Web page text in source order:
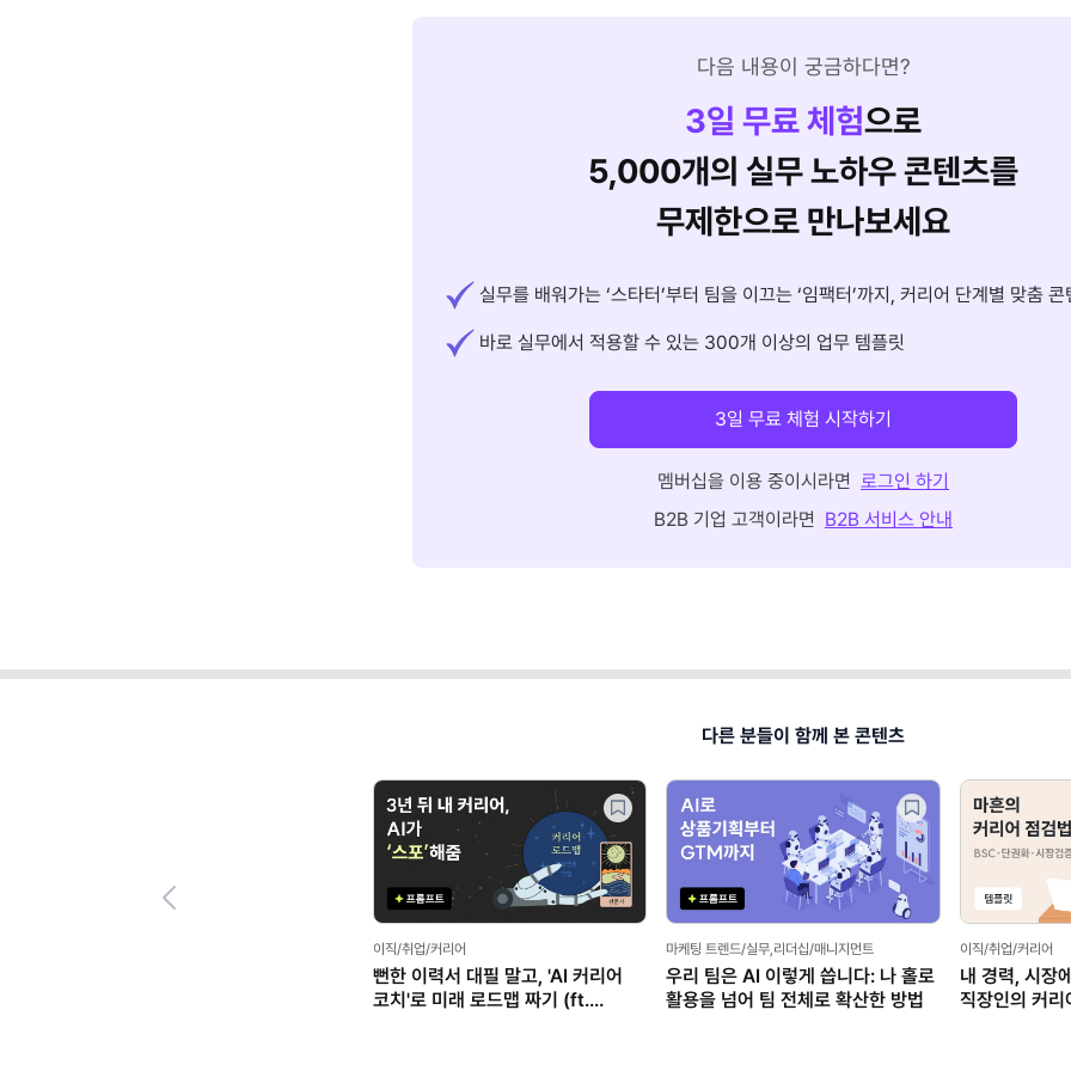
다음 내용이 궁금하다면?
3일 무료 체험으로
5,000개의 실무 노하우 콘텐츠를
무제한으로 만나보세요
실무를 배워가는 ‘스타터’부터 팀을 이끄는 ‘임팩터’까지, 커리어 단계별 맞춤 콘
바로 실무에서 적용할 수 있는 300개 이상의 업무 템플릿
3일 무료 체험 시작하기
멤버십을 이용 중이시라면 로그인 하기
B2B 기업 고객이라면 B2B 서비스 안내
다른 분들이 함께 본 콘텐츠
이직/취업/커리어
뻔한 이력서 대필 말고, 'AI 커리어
코치'로 미래 로드맵 짜기 (ft.
마케팅 트렌드/실무,리더십/매니지먼트
우리 팀은 AI 이렇게 씁니다: 나 홀로
활용을 넘어 팀 전체로 확산한 방법
이직/취업/커리어
내 경력, 시장
직장인의 커리